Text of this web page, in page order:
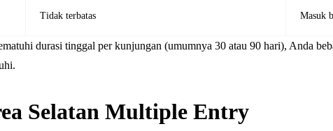
Tidak terbatas Masuk
durasi tinggal per kunjungan (umumnya 30 atau 90 hari), Anda
Selatan Multiple Entry